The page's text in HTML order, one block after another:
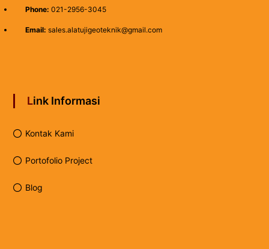
Phone: 021-2956-3045
Email: sales.alatujigeoteknik@gmail.com
Link Informasi
Kontak Kami
Portofolio Project
Blog